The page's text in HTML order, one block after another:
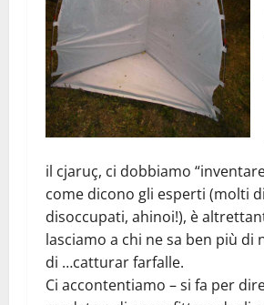
il cjaruç, ci dobbiamo
come dicono gli esperti (molti
disoccupati, ahinoi!), è
lasciamo a chi ne sa ben più di
di …catturar farfalle.
Ci accontentiamo – si fa per